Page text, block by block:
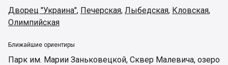
Дворец "Украина", Печерская, Лыбедская, Кловская,
Олимпийская
Ближайшие ориентиры
Парк им. Марии Заньковецкой, Сквер Малевича, озеро